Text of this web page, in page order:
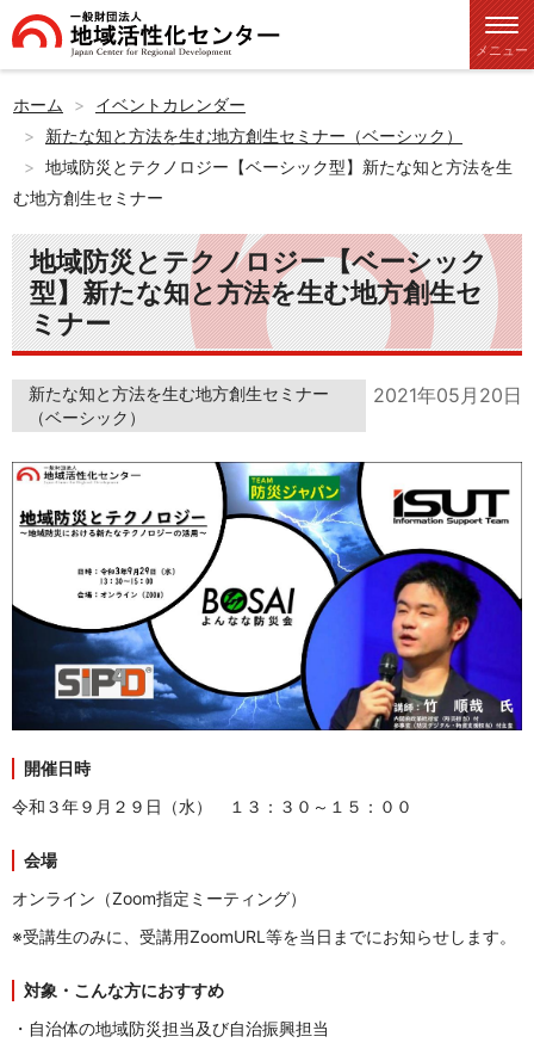
メニュー
ホーム
イベントカレンダー
新たな知と方法を生む地方創生セミナー（ベーシック）
地域防災とテクノロジー【ベーシック型】新たな知と方法を生
む地方創生セミナー
地域防災とテクノロジー【ベーシック
型】新たな知と方法を生む地方創生セ
ミナー
新たな知と方法を生む地方創生セミナー
（ベーシック）
2021年05月20日
開催日時
令和３年９月２９日（水） １３：３０～１５：００
会場
オンライン（Zoom指定ミーティング）
※受講生のみに、受講用ZoomURL等を当日までにお知らせします。
対象・こんな方におすすめ
・自治体の地域防災担当及び自治振興担当